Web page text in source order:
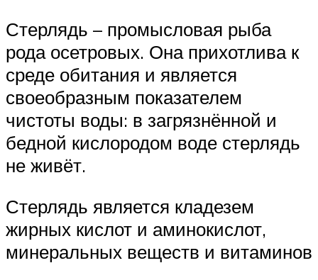
Стерлядь – промысловая рыба
рода осетровых. Она прихотлива к
среде обитания и является
своеобразным показателем
чистоты воды: в загрязнённой и
бедной кислородом воде стерлядь
не живёт.
Стерлядь является кладезем
жирных кислот и аминокислот,
минеральных веществ и витаминов